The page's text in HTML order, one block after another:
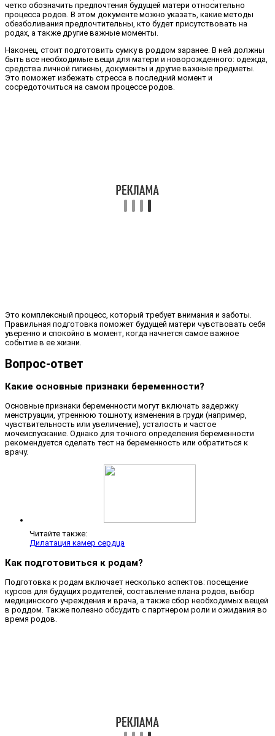
четко обозначить предпочтения будущей матери относительно
процесса родов. В этом документе можно указать, какие методы
обезболивания предпочтительны, кто будет присутствовать на
родах, а также другие важные моменты.
Наконец, стоит подготовить сумку в роддом заранее. В ней должны
быть все необходимые вещи для матери и новорожденного: одежда,
средства личной гигиены, документы и другие важные предметы.
Это поможет избежать стресса в последний момент и
сосредоточиться на самом процессе родов.
Это комплексный процесс, который требует внимания и заботы.
Правильная подготовка поможет будущей матери чувствовать себя
уверенно и спокойно в момент, когда начнется самое важное
событие в ее жизни.
Вопрос-ответ
Какие основные признаки беременности?
Основные признаки беременности могут включать задержку
менструации, утреннюю тошноту, изменения в груди (например,
чувствительность или увеличение), усталость и частое
мочеиспускание. Однако для точного определения беременности
рекомендуется сделать тест на беременность или обратиться к
врачу.
Читайте также:
Дилатация камер сердца
Как подготовиться к родам?
Подготовка к родам включает несколько аспектов: посещение
курсов для будущих родителей, составление плана родов, выбор
медицинского учреждения и врача, а также сбор необходимых вещей
в роддом. Также полезно обсудить с партнером роли и ожидания во
время родов.